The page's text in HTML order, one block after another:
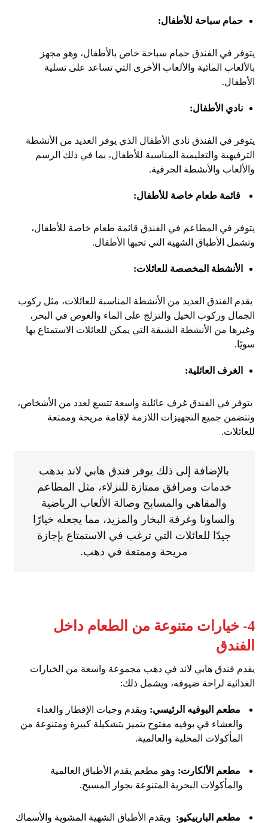
حمام سباحة للأطفال:
يتوفر في الفندق حمام سباحة خاص بالأطفال، وهو مجهز
بالألعاب المائية والألعاب الأخرى التي تساعد على تسلية
الأطفال.
نادي الأطفال:
يتوفر في الفندق نادي الأطفال الذي يوفر العديد من الأنشطة
الترفيهية والتعليمية المناسبة للأطفال، بما في ذلك الرسم
والألعاب والأنشطة الحرفية.
قائمة طعام خاصة للأطفال:
يتوفر في المطاعم في الفندق قائمة طعام خاصة للأطفال،
وتشمل الأطباق الشهية التي تحبها الأطفال.
الأنشطة المخصصة للعائلات:
يقدم الفندق العديد من الأنشطة المناسبة للعائلات، مثل ركوب
الجمال وركوب الخيل والتزلج على الماء والغوص في البحر،
وغيرها من الأنشطة الشيقة التي يمكن للعائلات الاستمتاع بها
سويًا.
الغرف العائلية:
يتوفر في الفندق غرف عائلية واسعة تتسع لعدد من الأشخاص،
وتتضمن جميع التجهيزات اللازمة لإقامة مريحة وممتعة
للعائلات.
بالإضافة إلى ذلك يوفر فندق هابي لاند بدهب
خدمات ومرافق ممتازة للنزلاء، مثل المطاعم
والمقاهي والمسابح وصالة الألعاب الرياضية
والساونا وغرفة البخار والمزيد، مما يجعله خيارًا
جيدًا للعائلات التي ترغب في الاستمتاع بإجازة
مريحة وممتعة في دهب.
4- خيارات متنوعة من الطعام داخل
الفندق
يقدم فندق هابي لاند في دهب مجموعة واسعة من الخيارات
الغذائية لراحة ضيوفه، ويشمل ذلك:
مطعم البوفيه الرئيسي: ويقدم وجبات الإفطار والغداء
والعشاء في بوفيه مفتوح يتميز بتشكيلة كبيرة ومتنوعة من
المأكولات المحلية والعالمية.
مطعم الألكارت: وهو مطعم يقدم الأطباق العالمية
والمأكولات البحرية المتنوعة بجوار المسبح.
مطعم الباربيكيو: ويقدم الأطباق الشهية المشوية والأسماك